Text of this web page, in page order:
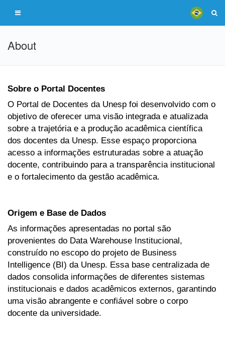
About
Sobre o Portal Docentes
O Portal de Docentes da Unesp foi desenvolvido com o
objetivo de oferecer uma visão integrada e atualizada
sobre a trajetória e a produção acadêmica científica
dos docentes da Unesp. Esse espaço proporciona
acesso a informações estruturadas sobre a atuação
docente, contribuindo para a transparência institucional
e o fortalecimento da gestão acadêmica.
Origem e Base de Dados
As informações apresentadas no portal são
provenientes do Data Warehouse Institucional,
construído no escopo do projeto de Business
Intelligence (BI) da Unesp. Essa base centralizada de
dados consolida informações de diferentes sistemas
institucionais e dados acadêmicos externos, garantindo
uma visão abrangente e confiável sobre o corpo
docente da universidade.